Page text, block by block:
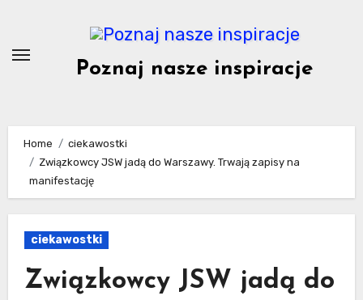
content
Poznaj nasze inspiracje
Home
ciekawostki
Związkowcy JSW jadą do Warszawy. Trwają zapisy na
manifestację
ciekawostki
Związkowcy JSW jadą do